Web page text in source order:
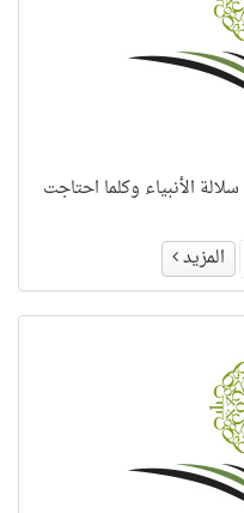
الأنبياء وكلما احتاجت
المزيد